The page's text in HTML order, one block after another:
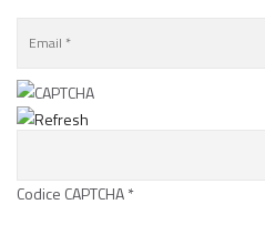
Codice CAPTCHA*